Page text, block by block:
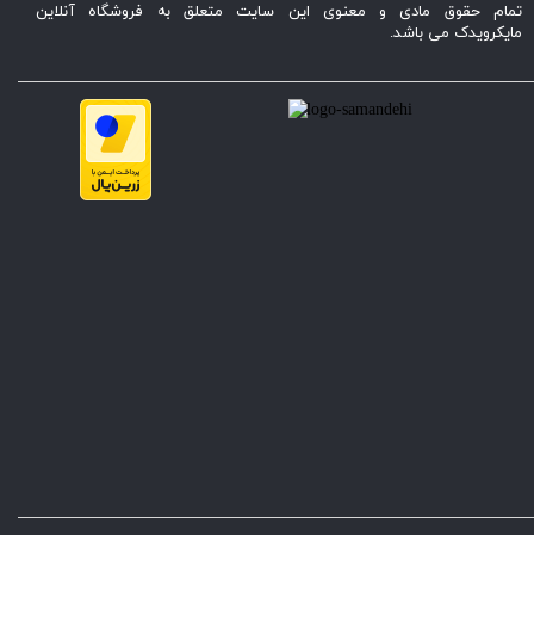
تمام حقوق مادی و معنوی این سایت متعلق به فروشگاه آنلاین
مایکرویدک می باشد.